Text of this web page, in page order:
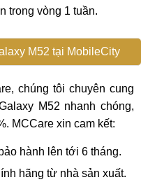
trong vòng 1 tuần.
M52 tại MobileCity
chúng tôi chuyên cung
M52 nhanh chóng,
MCCare xin cam kết:
hành lên tới 6 tháng.
hãng từ nhà sản xuất.